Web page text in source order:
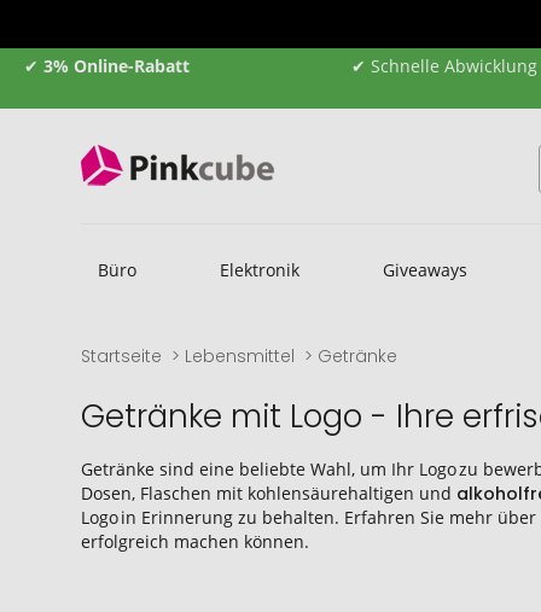
✔ 3% Online-Rabatt ✔ Schnelle Abwicklung
Büro Elektronik Giveaways
Startseite Lebensmittel Getränke
Getränke mit Logo - Ihre
Getränke sind eine beliebte Wahl, um Ihr Logo zu
Dosen, Flaschen mit kohlensäurehaltigen und
Logo in Erinnerung zu behalten. Erfahren Sie mehr
erfolgreich machen können.